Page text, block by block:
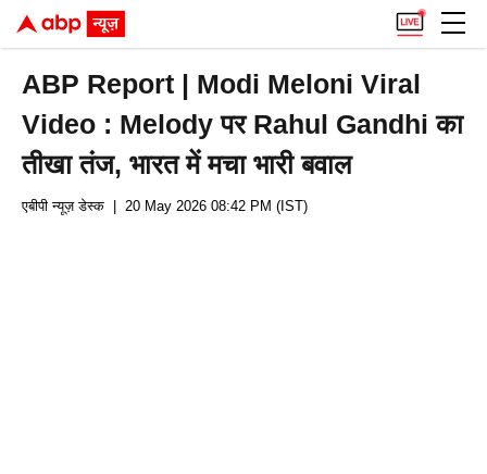
ABP Report | Modi Meloni Viral
Video : Melody पर Rahul Gandhi का
तीखा तंज, भारत में मचा भारी बवाल
एबीपी न्यूज़ डेस्क | 20 May 2026 08:42 PM (IST)